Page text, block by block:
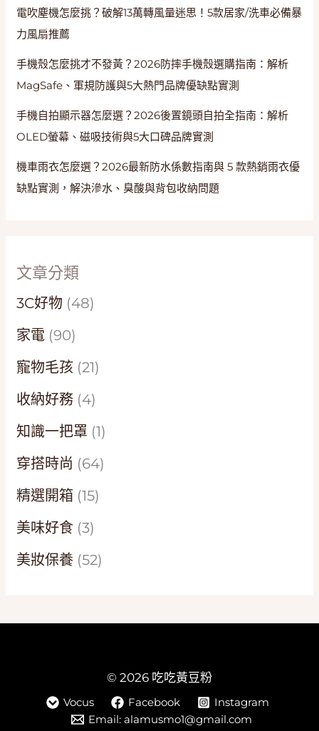
電吹塵機怎麼挑？破解13萬轉風量迷思！5款居家/洗車必備暴
力風扇推薦
手機殼怎麼挑才不發黃？2026防摔手機殼選購指南：解析
MagSafe、軍規防護與5大熱門品牌優缺點實測
手機自拍顯示器怎麼選？2026後置鏡頭自拍全指南：解析
OLED螢幕、磁吸技術與5大口碑品牌實測
機車雨衣怎麼選？2026最新防水係數指南與 5 款熱銷雨衣優
缺點實測，解決滲水、臭酸與背包收納問題
文章分類
3C好物 (48)
家電 (90)
寵物毛孩 (21)
收納好務 (4)
知識一把罩 (1)
穿搭時尚 (64)
精選開箱 (15)
美味好食 (3)
美妝保養 (52)
© 2026 吃吃黃豆粉
Vocus Facebook
Instagram
Email: alamusmo1@gmail.com